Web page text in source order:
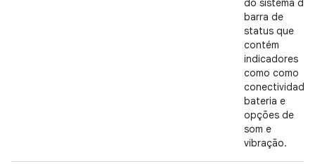
do sistema da
barra de
status que
contém
indicadores
como como
conectividade,
bateria e
opções de
som e
vibração.